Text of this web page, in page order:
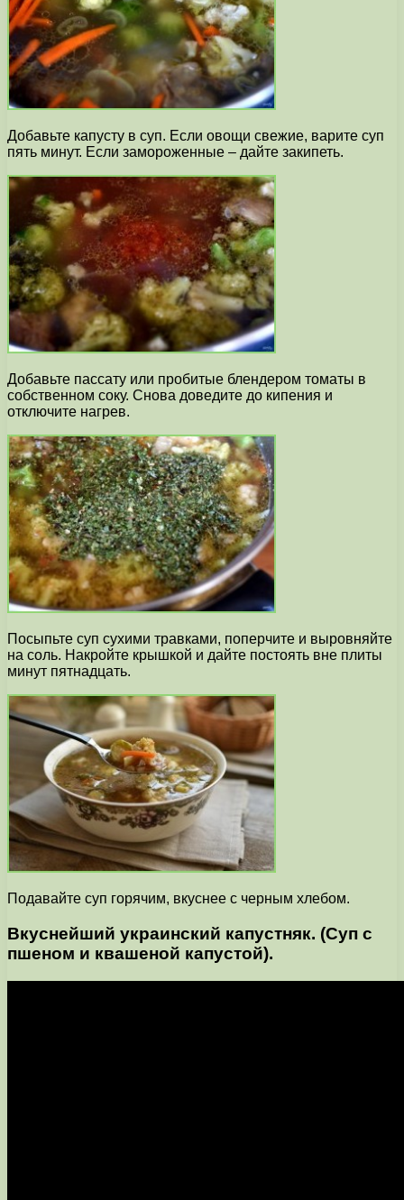
Добавьте капусту в суп. Если овощи свежие, варите суп
пять минут. Если замороженные – дайте закипеть.
Добавьте пассату или пробитые блендером томаты в
собственном соку. Снова доведите до кипения и
отключите нагрев.
Посыпьте суп сухими травками, поперчите и выровняйте
на соль. Накройте крышкой и дайте постоять вне плиты
минут пятнадцать.
Подавайте суп горячим, вкуснее с черным хлебом.
Вкуснейший украинский капустняк. (Суп с
пшеном и квашеной капустой).